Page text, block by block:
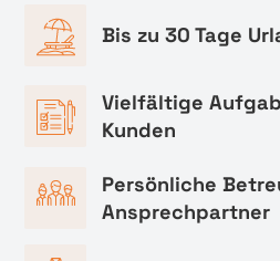
Bis zu 30 Tage
Vielfältige
Kunden
Persönliche
Ansprechpartner